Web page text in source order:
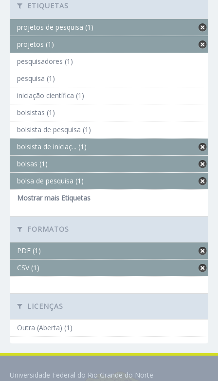
ETIQUETAS
projetos de pesquisa (1)
projetos (1)
pesquisadores (1)
pesquisa (1)
iniciação científica (1)
bolsistas (1)
bolsista de pesquisa (1)
bolsista de iniciaç... (1)
bolsas (1)
bolsa de pesquisa (1)
Mostrar mais Etiquetas
FORMATOS
PDF (1)
CSV (1)
LICENÇAS
Outra (Aberta) (1)
Universidade Federal do Rio Grande do Norte